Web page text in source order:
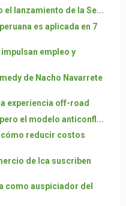
lanzamiento de la Se...
es aplicada en 7
empleo y
de Nacho Navarrete
experiencia off-road
el modelo anticonfl...
reducir costos
de Ica suscriben
como auspiciador del